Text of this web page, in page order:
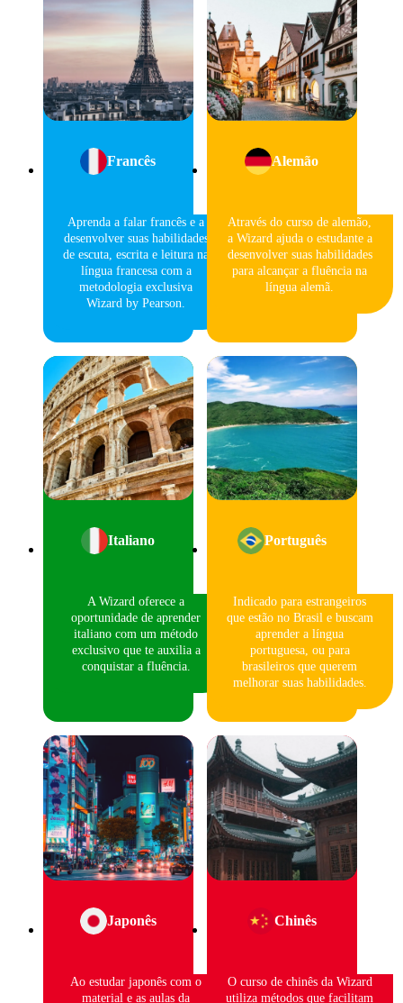
Francês
Aprenda a falar francês e a
desenvolver suas habilidades
de escuta, escrita e leitura na
língua francesa com a
metodologia exclusiva
Wizard by Pearson.
Alemão
Através do curso de alemão,
a Wizard ajuda o estudante a
desenvolver suas habilidades
para alcançar a fluência na
língua alemã.
Italiano
A Wizard oferece a
oportunidade de aprender
italiano com um método
exclusivo que te auxilia a
conquistar a fluência.
Português
Indicado para estrangeiros
que estão no Brasil e buscam
aprender a língua
portuguesa, ou para
brasileiros que querem
melhorar suas habilidades.
Japonês
Ao estudar japonês com o
material e as aulas da
Chinês
O curso de chinês da Wizard
utiliza métodos que facilitam